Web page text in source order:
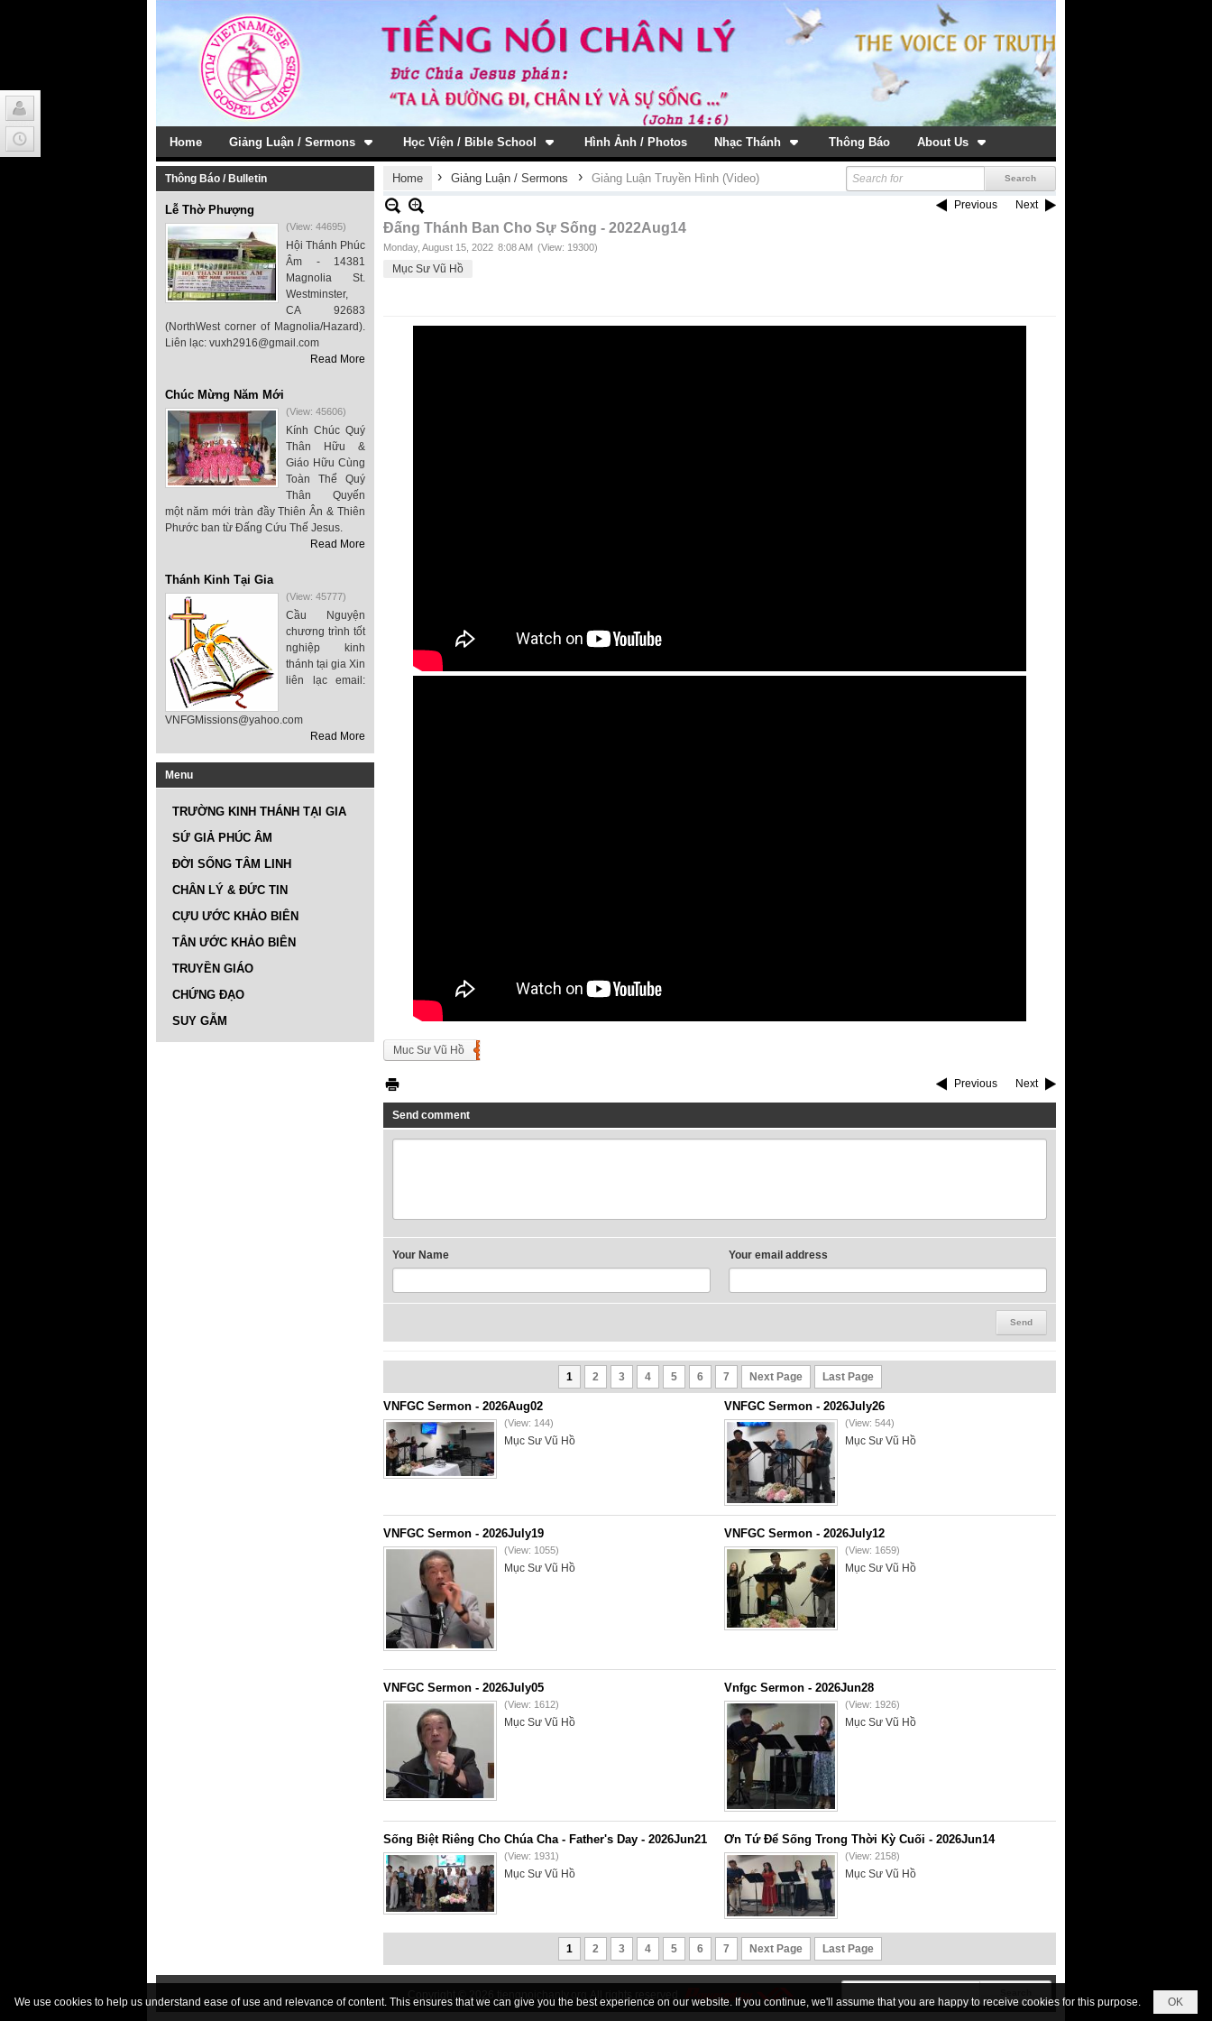
Home Giảng Luận / Sermons Học Viện / Bible School Hình Ảnh / Photos Nhạc Thánh Thông Báo About Us
Thông Báo / Bulletin
Lễ Thờ Phượng
(View: 44695)
Hội Thánh Phúc
Âm - 14381
Magnolia St.
Westminster,
CA 92683
(NorthWest corner of Magnolia/Hazard).
Liên lạc: vuxh2916@gmail.com
Read More
Chúc Mừng Năm Mới
(View: 45606)
Kính Chúc Quý
Thân Hữu &
Giáo Hữu Cùng
Toàn Thể Quý
Thân Quyến
một năm mới tràn đầy Thiên Ân & Thiên
Phước ban từ Đấng Cứu Thế Jesus.
Read More
Thánh Kinh Tại Gia
(View: 45777)
Cầu Nguyện
chương trình tốt
nghiệp kinh
thánh tại gia Xin
liên lạc email:
VNFGMissions@yahoo.com
Read More
Menu
TRƯỜNG KINH THÁNH TẠI GIA
SỨ GIẢ PHÚC ÂM
ĐỜI SỐNG TÂM LINH
CHÂN LÝ & ĐỨC TIN
CỰU ƯỚC KHẢO BIÊN
TÂN ƯỚC KHẢO BIÊN
TRUYỀN GIÁO
CHỨNG ĐẠO
SUY GẪM
Home › Giảng Luận / Sermons › Giảng Luận Truyền Hình (Video)
Previous Next
Đấng Thánh Ban Cho Sự Sống - 2022Aug14
Monday, August 15, 2022 8:08 AM (View: 19300)
Mục Sư Vũ Hồ
Muc Sư Vũ Hồ
Previous Next
Send comment
Your Name Your email address
1 2 3 4 5 6 7 Next Page Last Page
VNFGC Sermon - 2026Aug02
(View: 144)
Mục Sư Vũ Hồ
VNFGC Sermon - 2026July26
(View: 544)
Mục Sư Vũ Hồ
VNFGC Sermon - 2026July19
(View: 1055)
Mục Sư Vũ Hồ
VNFGC Sermon - 2026July12
(View: 1659)
Mục Sư Vũ Hồ
VNFGC Sermon - 2026July05
(View: 1612)
Mục Sư Vũ Hồ
Vnfgc Sermon - 2026Jun28
(View: 1926)
Mục Sư Vũ Hồ
Sống Biệt Riêng Cho Chúa Cha - Father's Day - 2026Jun21
(View: 1931)
Mục Sư Vũ Hồ
Ơn Tứ Để Sống Trong Thời Kỳ Cuối - 2026Jun14
(View: 2158)
Mục Sư Vũ Hồ
1 2 3 4 5 6 7 Next Page Last Page
Copyright © 2026 tiengnoichanly.org All rights reserved
OK
We use cookies to help us understand ease of use and relevance of content. This ensures that we can give you the best experience on our website. If you continue, we'll assume that you are happy to receive cookies for this purpose.